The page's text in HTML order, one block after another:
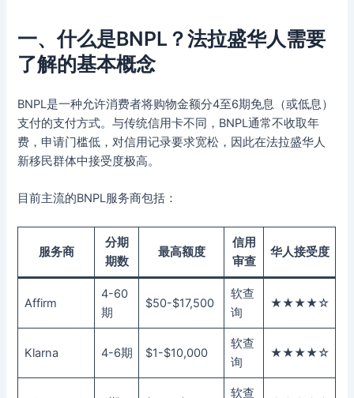
一、什么是BNPL？法拉盛华人需要
了解的基本概念
BNPL是一种允许消费者将购物金额分4至6期免息（或低息）
支付的支付方式。与传统信用卡不同，BNPL通常不收取年
费，申请门槛低，对信用记录要求宽松，因此在法拉盛华人
新移民群体中接受度极高。
目前主流的BNPL服务商包括：
服务商
分期
期数
最高额度
信用
审查
华人接受度
Affirm
4-60
期
$50-$17,500
软查
询
★★★★☆
Klarna 4-6期 $1-$10,000
软查
询
★★★★☆
软查